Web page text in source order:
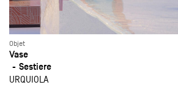
Objet
Vase
Sestiere
URQUIOLA